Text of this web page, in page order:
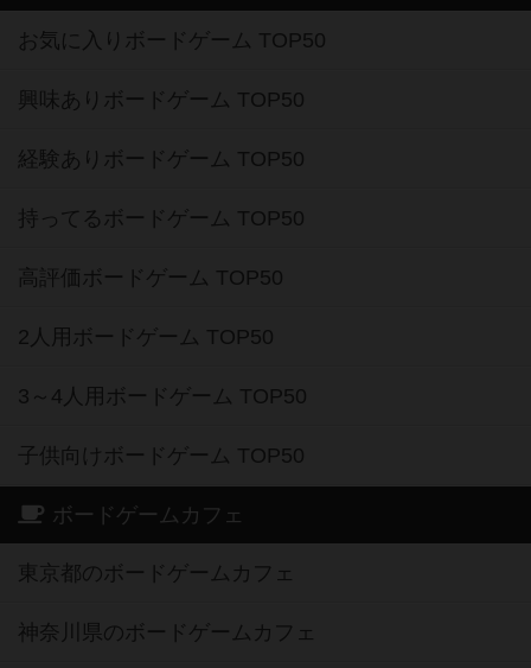
お気に入りボードゲーム TOP50
興味ありボードゲーム TOP50
経験ありボードゲーム TOP50
持ってるボードゲーム TOP50
高評価ボードゲーム TOP50
2人用ボードゲーム TOP50
3～4人用ボードゲーム TOP50
子供向けボードゲーム TOP50
ボードゲームカフェ
東京都のボードゲームカフェ
神奈川県のボードゲームカフェ